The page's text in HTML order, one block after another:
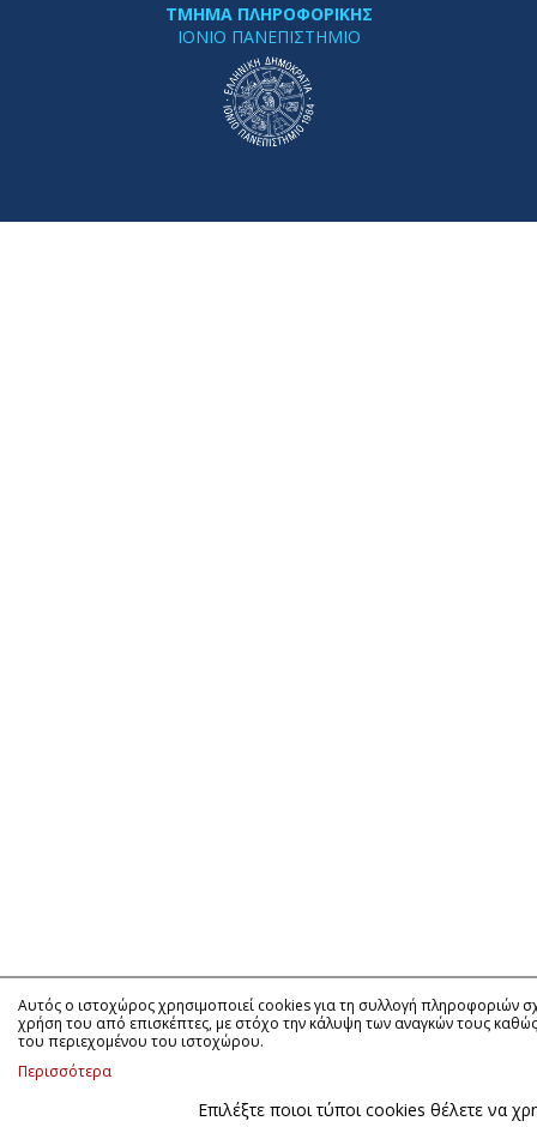
ΤΜΗΜΑ ΠΛΗΡΟΦΟΡΙΚΗΣ
ΙΟΝΙΟ ΠΑΝΕΠΙΣΤΗΜΙΟ
Αυτός ο ιστοχώρος χρησιμοποιεί cookies για τη συλλογή πληροφοριών
χρήση του από επισκέπτες, με στόχο την κάλυψη των αναγκών τους καθώς
του περιεχομένου του ιστοχώρου.
Περισσότερα
Επιλέξτε ποιοι τύποι cookies θέλετε να